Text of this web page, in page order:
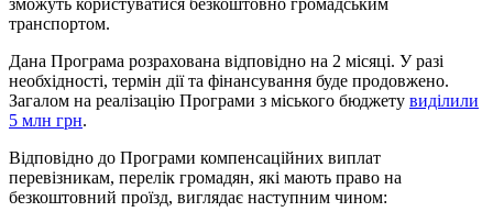
транспортом.
Дана Програма розрахована відповідно на 2 місяці. У разі
необхідності, термін дії та фінансування буде продовжено.
Загалом на реалізацію Програми з міського бюджету виділили
5 млн грн.
Відповідно до Програми компенсаційних виплат
перевізникам, перелік громадян, які мають право на
безкоштовний проїзд, виглядає наступним чином: